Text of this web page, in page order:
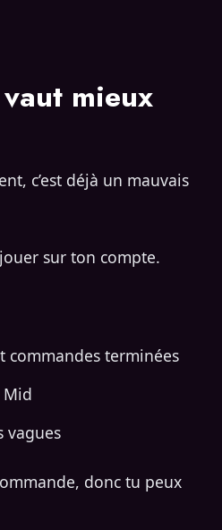
mieux
c’est déjà un mauvais
sur ton compte.
commandes terminées
Mid
vagues
donc tu peux